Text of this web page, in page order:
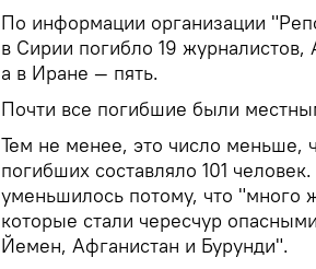
По информации организации
в Сирии погибло 19
а в Иране — пять.
Почти все погибшие были
Тем не менее, это число меньше,
погибших составляло 101
уменьшилось потому, что "много
которые стали чересчур
Йемен, Афганистан и Бурунди".